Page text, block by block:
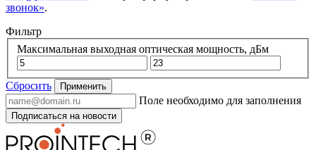
звонок».
Фильтр
Максимальная выходная оптическая мощность, дБм
Сбросить Применить
Поле необходимо для заполнения
Подписаться на новости